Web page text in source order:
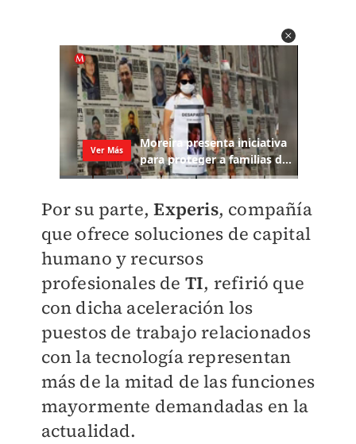
Por su parte,Experis, compañía
que ofrece soluciones de capital
humano y recursos
profesionales de TI, refirió que
con dicha aceleración los
puestos de trabajo relacionados
con la tecnología representan
más de la mitad de las funciones
mayormente demandadas en la
actualidad.